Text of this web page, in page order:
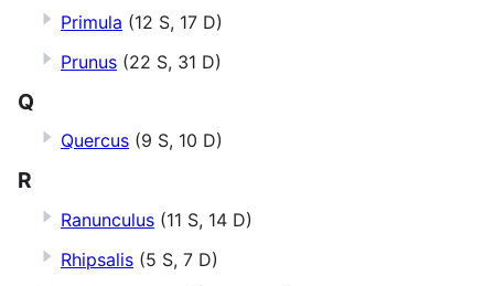
Primula (12 S, 17 D)
Prunus (22 S, 31 D)
Q
Quercus (9 S, 10 D)
R
Ranunculus (11 S, 14 D)
Rhipsalis (5 S, 7 D)